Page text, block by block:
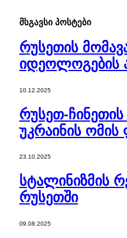
მსგავსი პოსტები
რუსეთის
იდეოლოგების
10.12.2025
რუსეთ-
უკრაინის ომის
23.10.2025
სტალინიზმის
რუსეთში
09.08.2025